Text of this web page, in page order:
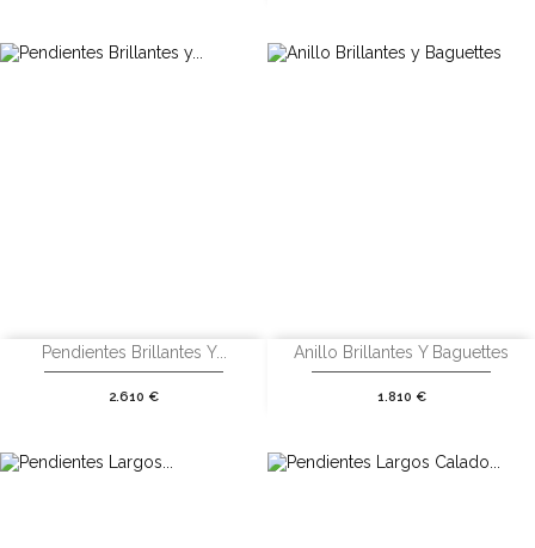
Pendientes Brillantes Y...
Precio
2.610 €
Anillo Brillantes Y Baguettes
Precio
1.810 €